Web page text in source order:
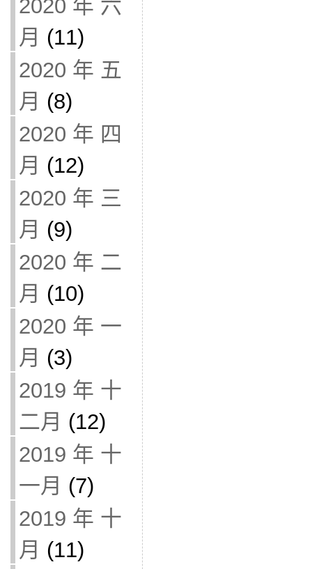
2020 年 六
月 (11)
2020 年 五
月 (8)
2020 年 四
月 (12)
2020 年 三
月 (9)
2020 年 二
月 (10)
2020 年 一
月 (3)
2019 年 十
二月 (12)
2019 年 十
一月 (7)
2019 年 十
月 (11)